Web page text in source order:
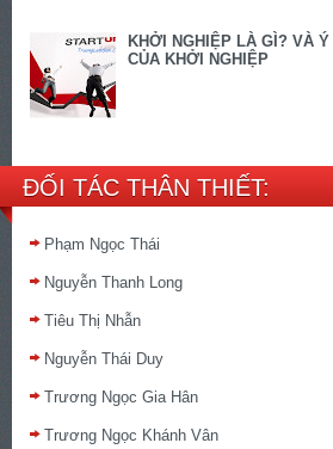
KHỞI NGHIỆP LÀ GÌ? VÀ Ý
CỦA KHỞI NGHIỆP
ĐỐI TÁC THÂN THIẾT:
Phạm Ngọc Thái
Nguyễn Thanh Long
Tiêu Thị Nhẫn
Nguyễn Thái Duy
Trương Ngọc Gia Hân
Trương Ngọc Khánh Vân